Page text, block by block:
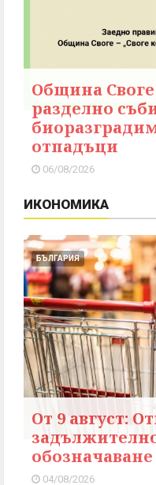
Община
разделно
отпадъци
06/08/2026
ИКОНОМИКА
БЪЛГАРИЯ
От 9 август:
04/08/2026